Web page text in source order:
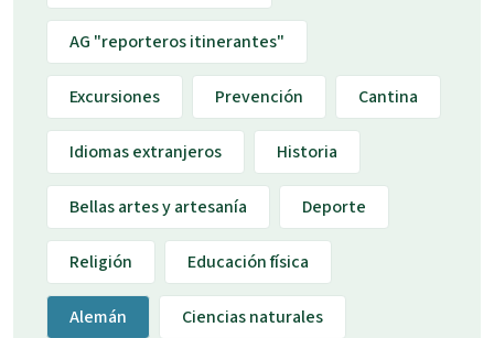
AG "reporteros itinerantes"
Excursiones Prevención Cantina
Idiomas extranjeros Historia
Bellas artes y artesanía Deporte
Religión Educación física
Alemán Ciencias naturales